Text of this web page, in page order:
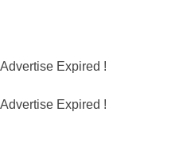
Advertise Expired !
Advertise Expired !